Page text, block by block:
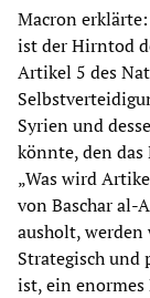
Macron
ist der Hirntod
Artikel 5 des
Syrien und
könnte, den
„Was wird
von Baschar al-
ausholt,
Strategisch und
ist, ein enormes